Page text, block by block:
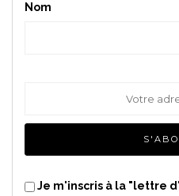
Nom
Je m'inscris à la "lettre